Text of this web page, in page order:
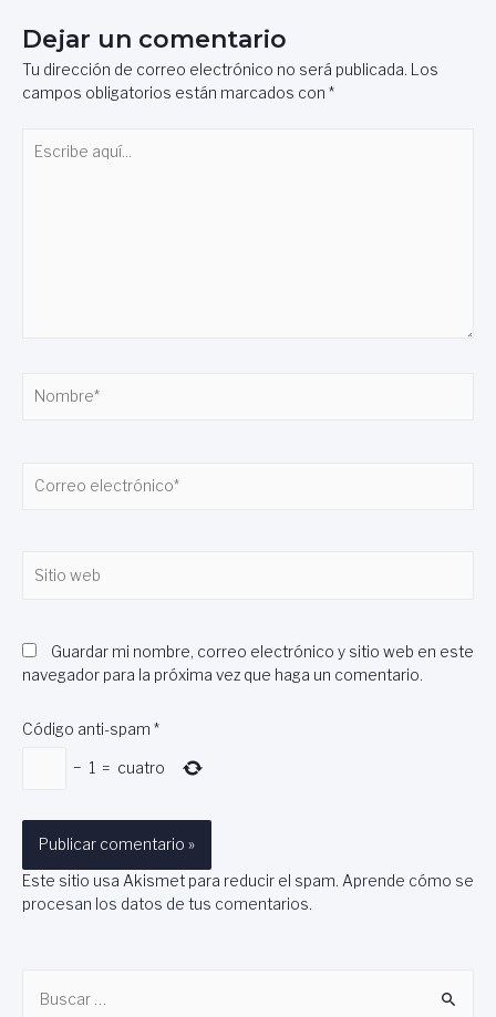
Dejar un comentario
Tu dirección de correo electrónico no será publicada. Los
campos obligatorios están marcados con *
aquí...
electrónico*
web
Guardar mi nombre, correo electrónico y sitio web en este
navegador para la próxima vez que haga un comentario.
Código anti-spam *
− 1 = cuatro
Este sitio usa Akismet para reducir el spam. Aprende cómo se
procesan los datos de tus comentarios.